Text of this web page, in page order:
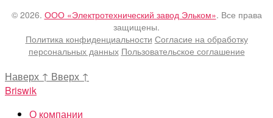
© 2026. ООО «Электротехнический завод Эльком». Все права
защищены.
Политика конфиденциальности Согласие на обработку
персональных данных Пользовательское соглашение
Наверх ↑ Вверх ↑
Briswik
О компании